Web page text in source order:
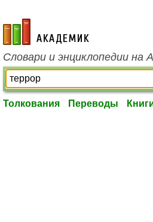
academic.ru
Словари и энциклопедии на
Толкования Переводы